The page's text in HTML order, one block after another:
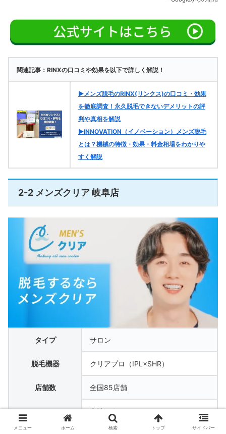
関連記事：RINXの口コミや効果を以下で詳しく解説！
▶メンズ脱毛のRINX(リンクス)の口コミ・効果
を徹底調査！永久脱毛できないデメリットの評
判や真相を解説
▶INNOVATION（イノベーション）メンズ脱毛
とは？機械の特徴・効果・料金相場をわかりや
すく解説
2-2 メンズクリア 岐阜店
タイプ サロン
脱毛機器 クリアプロ（IPL×SHR）
店舗数 全国85店舗
女性スタッフ
（VIOは必ず男性スタッフ）
メニュー ホーム 検索 トップ サイドバー